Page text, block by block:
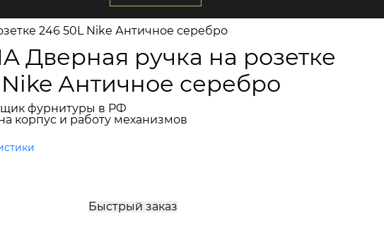
246 50L Nike Античное серебро
Дверная ручка на розетке
Античное серебро
фурнитуры в РФ
корпус и работу механизмов
Быстрый заказ